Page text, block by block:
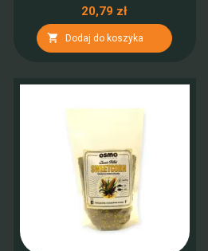
20,79 zł
 Dodaj do koszyka